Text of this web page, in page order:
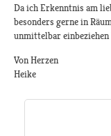
Da ich Erkenntnis am
besonders gerne in
unmittelbar einbeziehen
Von Herzen
Heike